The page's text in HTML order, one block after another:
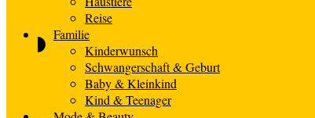
Reise
Familie
Kinderwunsch
Schwangerschaft & Geburt
Baby & Kleinkind
Kind & Teenager